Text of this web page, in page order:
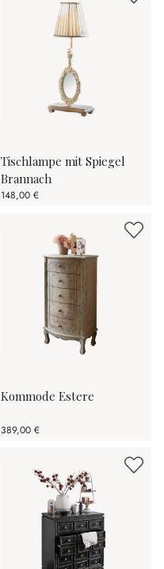
Tischlampe mit Spiegel
Brannach
148,00 €
Kommode Estere
389,00 €